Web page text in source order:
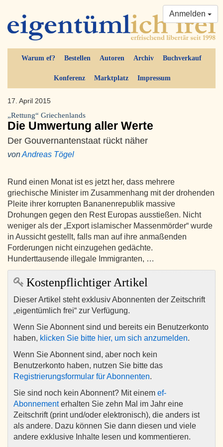
Warum ef? Bestellen Autoren Archiv Buchverkauf
Konferenz Marktplatz Impressum
Anmelden
17. April 2015
„Rettung“ Griechenlands
Die Umwertung aller Werte
Der Gouvernantenstaat rückt näher
vonAndreas Tögel
Rund einen Monat ist es jetzt her, dass mehrere
griechische Minister im Zusammenhang mit der drohenden
Pleite ihrer korrupten Bananenrepublik massive
Drohungen gegen den Rest Europas ausstießen. Nicht
weniger als der „Export islamischer Massenmörder“ wurde
in Aussicht gestellt, falls man auf ihre anmaßenden
Forderungen nicht einzugehen gedächte.
Hunderttausende illegale Immigranten, …
Kostenpflichtiger Artikel
Dieser Artikel steht exklusiv Abonnenten der Zeitschrift
„eigentümlich frei“ zur Verfügung.
Wenn Sie Abonnent sind und bereits ein Benutzerkonto
haben, klicken Sie bitte hier, um sich anzumelden.
Wenn Sie Abonnent sind, aber noch kein
Benutzerkonto haben, nutzen Sie bitte das
Registrierungsformular für Abonnenten.
Sie sind noch kein Abonnent? Mit einem ef-
Abonnementerhalten Sie zehn Mal im Jahr eine
Zeitschrift (print und/oder elektronisch), die anders ist
als andere. Dazu können Sie dann diesen und viele
andere exklusive Inhalte lesen und kommentieren.